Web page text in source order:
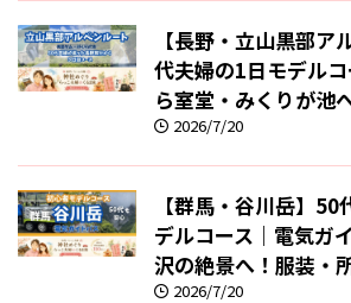
【長野・立山黒部
代夫婦の1日モデル
ら室堂・みくりが池
2026/7/20
【群馬・谷川岳】
デルコース｜電気ガ
沢の絶景へ！服装・
2026/7/20